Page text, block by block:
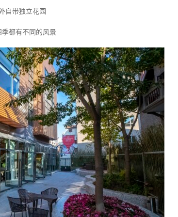
自带独立花园
季都有不同的风景